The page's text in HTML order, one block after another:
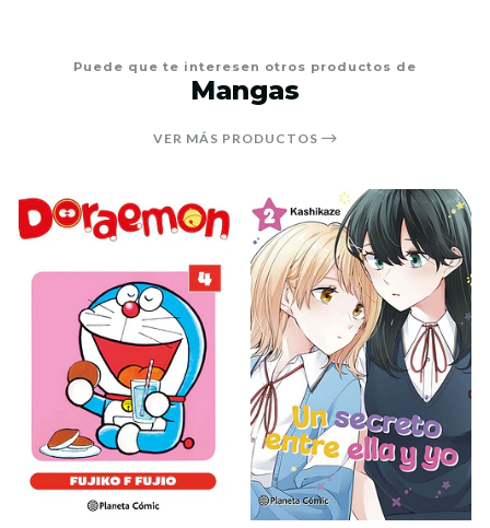
Puede que te interesen otros productos de
Mangas
VER MÁS PRODUCTOS